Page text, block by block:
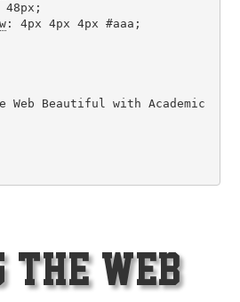
48px;
: 4px 4px 4px #aaa;
the Web